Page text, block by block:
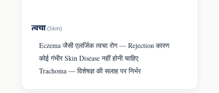
त्वचा(Skin)
Eczema जैसी एलर्जिक त्वचा रोग — Rejection कारण
कोई गंभीर Skin Disease नहीं होनी चाहिए
Trachoma — विशेषज्ञ की सलाह पर निर्भर